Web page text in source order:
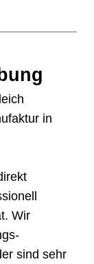
in
Wir
sind sehr